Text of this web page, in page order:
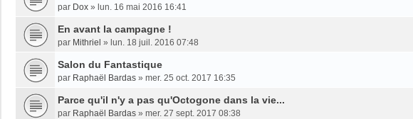
par Dox » lun. 16 mai 2016 16:41
En avant la campagne !
par Mithriel » lun. 18 juil. 2016 07:48
Salon du Fantastique
par Raphaël Bardas » mer. 25 oct. 2017 16:35
Parce qu'il n'y a pas qu'Octogone dans la vie...
par Raphaël Bardas » mer. 27 sept. 2017 08:38